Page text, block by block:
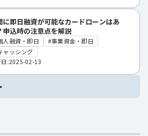
に即日融資が可能なカードローンはあ
申込時の注意点を解説
人融資・即日
事業資金・即日
ャッシング
日:2025-02-13